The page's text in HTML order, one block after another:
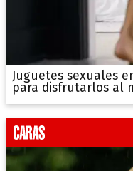
Juguetes sexuales
para disfrutarlos al